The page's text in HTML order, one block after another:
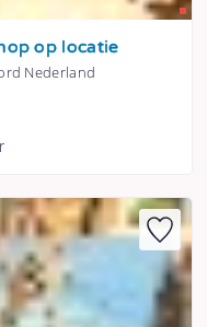
op locatie
Nederland